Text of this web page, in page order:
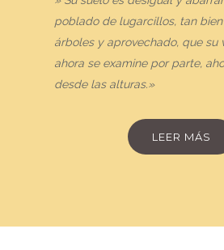
poblado de lugarcillos, tan
árboles y aprovechado, que su
ahora se examine por parte,
desde las alturas.»
LEER MÁS